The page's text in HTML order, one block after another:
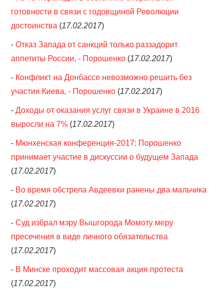
готовности в связи с годовщиной Революции
достоинства (17.02.2017)
-Отказ Запада от санкций только раззадорит
аппетиты России, - Порошенко (17.02.2017)
- Конфликт на Донбассе невозможно решить без
участия Киева, - Порошенко (17.02.2017)
-Доходы от оказания услуг связи в Украине в 2016
выросли на 7% (17.02.2017)
- Мюнхенская конференция-2017: Порошенко
принимает участие в дискуссии о будущем Запада
(17.02.2017)
- Во время обстрела Авдеевки ранены два мальчика
(17.02.2017)
-Суд избрал мэру Вышгорода Момоту меру
пресечения в виде личного обязательства
(17.02.2017)
- В Минске проходит массовая акция протеста
(17.02.2017)